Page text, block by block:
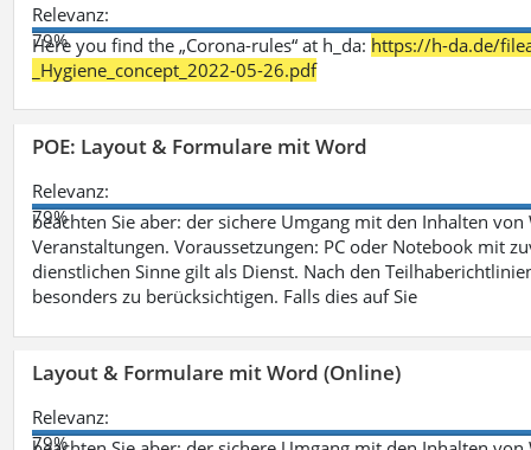
Relevanz:
79%
Here you find the „Corona-rules“ at h_da: https://h-da.de/
_Hygiene_concept_2022-05-26.pdf
POE: Layout & Formulare mit Word
Relevanz:
79%
beachten Sie aber: der sichere Umgang mit den Inhalten
Veranstaltungen. Voraussetzungen: PC oder Notebook mit
dienstlichen Sinne gilt als Dienst. Nach den
besonders zu berücksichtigen. Falls dies auf Sie
Layout & Formulare mit Word (Online)
Relevanz:
79%